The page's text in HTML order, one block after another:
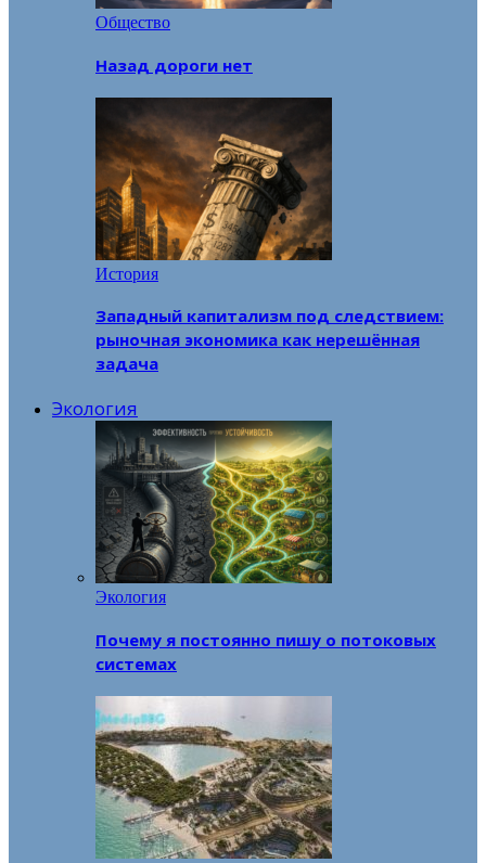
Общество
Назад дороги нет
История
Западный капитализм под следствием:
рыночная экономика как нерешённая
задача
Экология
Экология
Почему я постоянно пишу о потоковых
системах